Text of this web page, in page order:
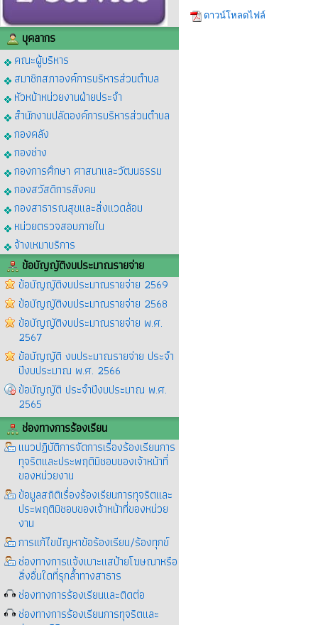
บุคลากร
คณะผู้บริหาร
สมาชิกสภาองค์การบริหารส่วนตำบล
หัวหน้าหน่วยงานฝ่ายประจำ
สำนักงานปลัดองค์การบริหารส่วนตำบล
กองคลัง
กองช่าง
กองการศึกษา ศาสนาและวัฒนธรรม
กองสวัสดิการสังคม
กองสาธารณสุขและสิ่งแวดล้อม
หน่วยตรวจสอบภายใน
จ้างเหมาบริการ
ข้อบัญญัติงบประมาณรายจ่าย
ข้อบัญญัติงบประมาณรายจ่าย 2569
ข้อบัญญัติงบประมาณรายจ่าย 2568
ข้อบัญญัติงบประมาณรายจ่าย พ.ศ.
2567
ข้อบัญญัติ งบประมาณรายจ่าย ประจำ
ปีงบประมาณ พ.ศ. 2566
ข้อบัญญัติ ประจำปีงบประมาณ พ.ศ.
2565
ช่องทางการร้องเรียน
แนวปฏิบัติการจัดการเรื่องร้องเรียนการ
ทุจริตและประพฤติมิชอบของเจ้าหน้าที่
ของหน่วยงาน
ข้อมูลสถิติเรื่องร้องเรียนการทุจริตและ
ประพฤติมิชอบของเจ้าหน้าที่ของหน่วย
งาน
การแก้ไขปัญหาข้อร้องเรียน/ร้องทุกข์
ช่องทางการแจ้งเบาะแสป้ายโฆษณาหรือ
สิ่งอื่นใดที่รุกล้ำทางสาธาร
ช่องทางการร้องเรียนและติดต่อ
ช่องทางการร้องเรียนการทุจริตและ
ดาวน์โหลดไฟล์